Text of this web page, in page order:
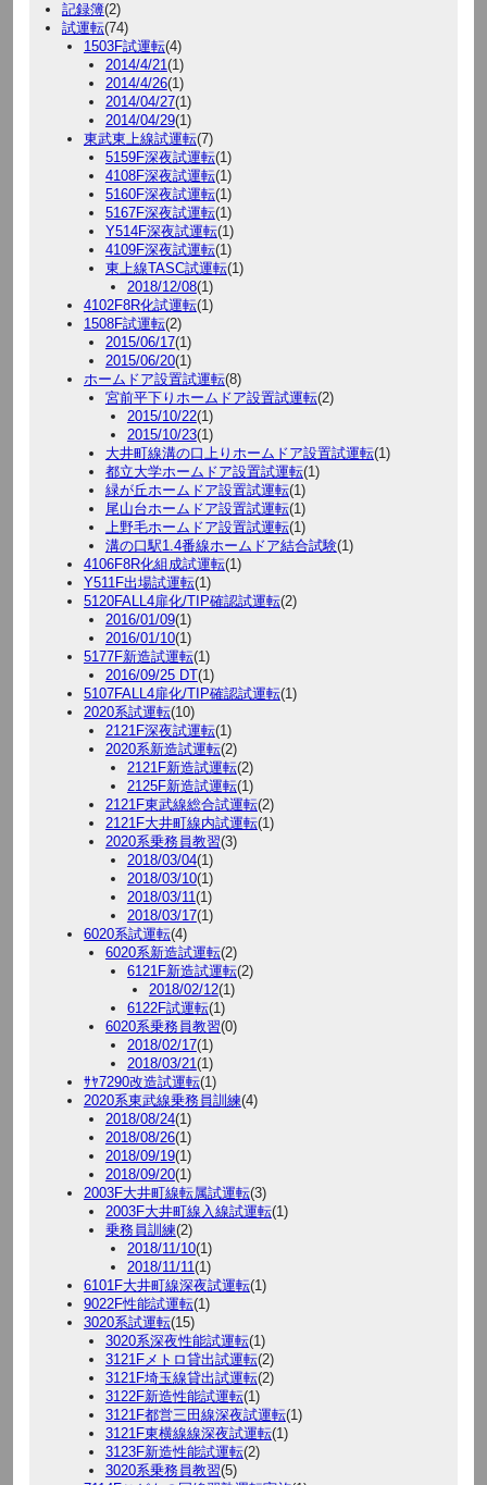
記録簿(2)
試運転(74)
1503F試運転(4)
2014/4/21(1)
2014/4/26(1)
2014/04/27(1)
2014/04/29(1)
東武東上線試運転(7)
5159F深夜試運転(1)
4108F深夜試運転(1)
5160F深夜試運転(1)
5167F深夜試運転(1)
Y514F深夜試運転(1)
4109F深夜試運転(1)
東上線TASC試運転(1)
2018/12/08(1)
4102F8R化試運転(1)
1508F試運転(2)
2015/06/17(1)
2015/06/20(1)
ホームドア設置試運転(8)
宮前平下りホームドア設置試運転(2)
2015/10/22(1)
2015/10/23(1)
大井町線溝の口上りホームドア設置試運転(1)
都立大学ホームドア設置試運転(1)
緑が丘ホームドア設置試運転(1)
尾山台ホームドア設置試運転(1)
上野毛ホームドア設置試運転(1)
溝の口駅1.4番線ホームドア結合試験(1)
4106F8R化組成試運転(1)
Y511F出場試運転(1)
5120FALL4扉化/TIP確認試運転(2)
2016/01/09(1)
2016/01/10(1)
5177F新造試運転(1)
2016/09/25 DT(1)
5107FALL4扉化/TIP確認試運転(1)
2020系試運転(10)
2121F深夜試運転(1)
2020系新造試運転(2)
2121F新造試運転(2)
2125F新造試運転(1)
2121F東武線総合試運転(2)
2121F大井町線内試運転(1)
2020系乗務員教習(3)
2018/03/04(1)
2018/03/10(1)
2018/03/11(1)
2018/03/17(1)
6020系試運転(4)
6020系新造試運転(2)
6121F新造試運転(2)
2018/02/12(1)
6122F試運転(1)
6020系乗務員教習(0)
2018/02/17(1)
2018/03/21(1)
ｻﾔ7290改造試運転(1)
2020系東武線乗務員訓練(4)
2018/08/24(1)
2018/08/26(1)
2018/09/19(1)
2018/09/20(1)
2003F大井町線転属試運転(3)
2003F大井町線入線試運転(1)
乗務員訓練(2)
2018/11/10(1)
2018/11/11(1)
6101F大井町線深夜試運転(1)
9022F性能試運転(1)
3020系試運転(15)
3020系深夜性能試運転(1)
3121Fメトロ貸出試運転(2)
3121F埼玉線貸出試運転(2)
3122F新造性能試運転(1)
3121F都営三田線深夜試運転(1)
3121F東横線線深夜試運転(1)
3123F新造性能試運転(2)
3020系乗務員教習(5)